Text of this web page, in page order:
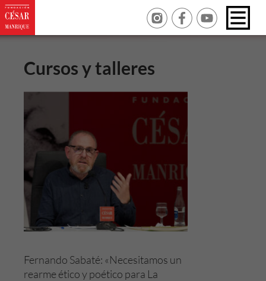
Cursos y talleres
Fernando Sabaté: «Necesitamos un
rearme ético y poético para La